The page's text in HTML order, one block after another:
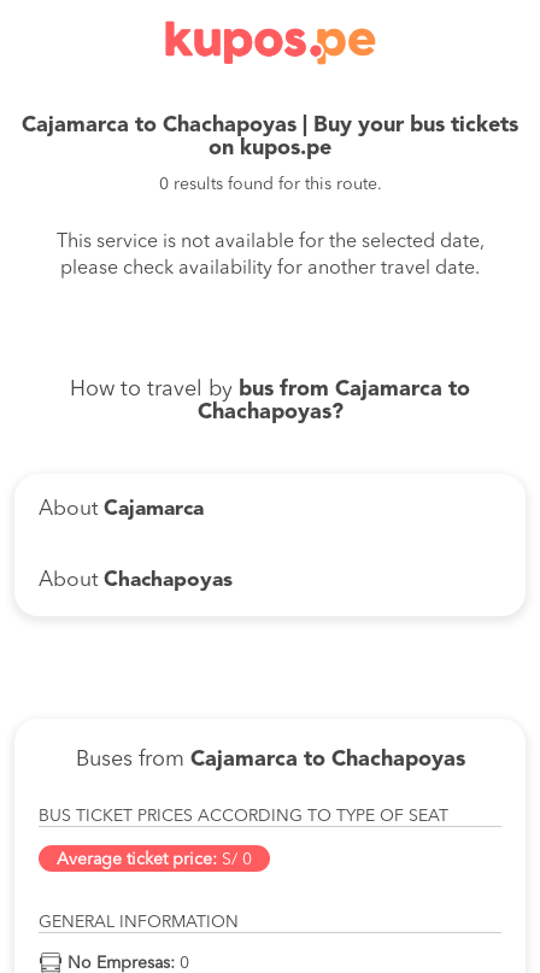
Cajamarca to Chachapoyas | Buy your bus tickets
on kupos.pe
0 results found for this route.
This service is not available for the selected date,
please check availability for another travel date.
How to travel by bus from Cajamarca to
Chachapoyas?
About Cajamarca
About Chachapoyas
Buses from Cajamarca to Chachapoyas
BUS TICKET PRICES ACCORDING TO TYPE OF SEAT
Average ticket price: S/ 0
GENERAL INFORMATION
No Empresas: 0